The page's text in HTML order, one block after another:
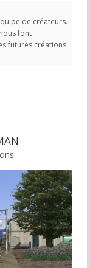
de créateurs.
font
futures créations